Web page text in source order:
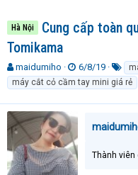
Hà Nội
Cung cấp toàn
Tomikama
T
h
r
e
a
d
s
t
a
maidumiho
N
g
à
y
g
i
6/8/19
ừ
k
h
a
máy cắt cỏ cầm tay mini giá rẻ
Thành viên